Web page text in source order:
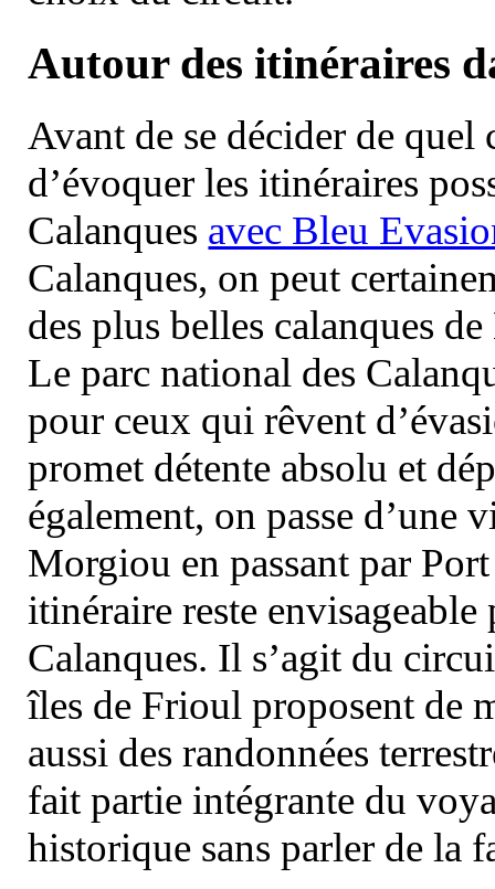
Autour des itinéraires
Avant de se décider de
d’évoquer les itinéraires
Calanques avec Bleu
Calanques, on peut
des plus belles calanques
Le parc national des
pour ceux qui rêvent
promet détente absolu et
également, on passe d’une
Morgiou en passant par
itinéraire reste
Calanques. Il s’agit du
îles de Frioul proposent de
aussi des randonnées
fait partie intégrante du
historique sans parler de la